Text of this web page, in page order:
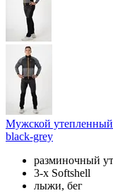
Мужской
black-grey
разминочный
3-х Softshell
лыжи, бег